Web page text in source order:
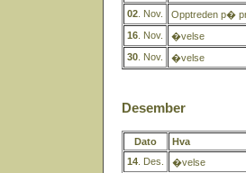
02 . Nov.
Opptreden p�
16 . Nov. �velse
30 . Nov. �velse
Desember
Dato
Hva
14 . Des.
�velse